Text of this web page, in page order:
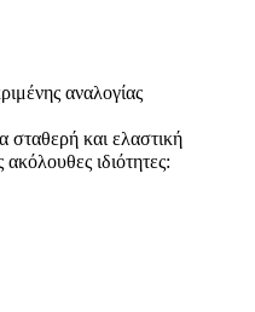
αναλογίας
σταθερή και ελαστική
ιδιότητες: